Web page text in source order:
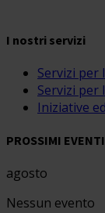
I nostri servizi
Servizi per
Servizi per
Iniziative
PROSSIMI EVENTI
agosto
Nessun evento